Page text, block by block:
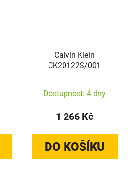
Calvin Klein
CK20122S/001
Dostupnost: 4 dny
1 266 Kč
DO KOŠÍKU